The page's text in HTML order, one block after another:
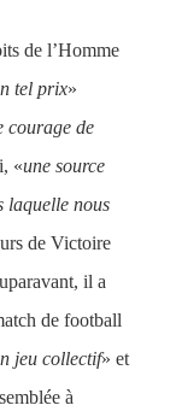
de l’Homme
tel prix»
courage de
«une source
laquelle nous
de Victoire
il a
de football
jeu collectif» et
à